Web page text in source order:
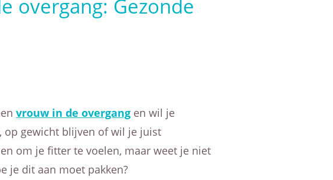
overgang: Gezonde
vrouw in de overgang en wil je
op gewicht blijven of wil je juist
om je fitter te voelen, maar weet je niet
je dit aan moet pakken?